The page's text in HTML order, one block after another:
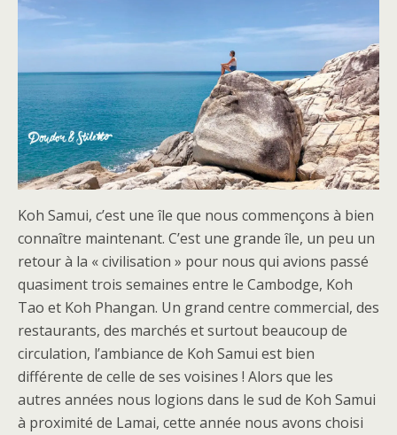
Koh Samui, c’est une île que nous commençons à bien
connaître maintenant. C’est une grande île, un peu un
retour à la « civilisation » pour nous qui avions passé
quasiment trois semaines entre le Cambodge, Koh
Tao et Koh Phangan. Un grand centre commercial, des
restaurants, des marchés et surtout beaucoup de
circulation, l’ambiance de Koh Samui est bien
différente de celle de ses voisines ! Alors que les
autres années nous logions dans le sud de Koh Samui
à proximité de Lamai, cette année nous avons choisi